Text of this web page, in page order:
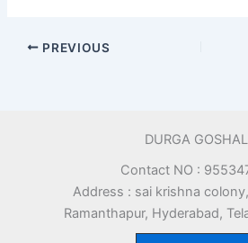
PREVIOUS
DURGA
Contact NO :
Address : sai krishna
Ramanthapur, Hyderabad,